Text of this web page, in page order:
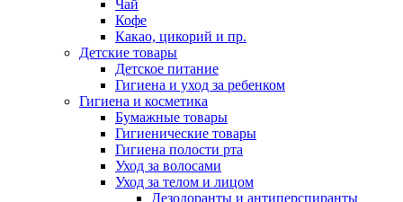
Чай
Кофе
Какао, цикорий и пр.
Детские товары
Детское питание
Гигиена и уход за ребенком
Гигиена и косметика
Бумажные товары
Гигиенические товары
Гигиена полости рта
Уход за волосами
Уход за телом и лицом
Дезодоранты и антиперспиранты